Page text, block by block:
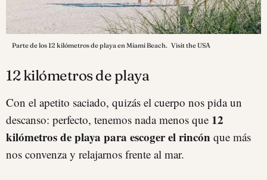
Parte de los 12 kilómetros de playa en Miami Beach. Visit the USA
12 kilómetros de playa
Con el apetito saciado, quizás el cuerpo nos pida un
descanso: perfecto, tenemos nada menos que 12
kilómetros de playa para escoger el rincón que más
nos convenza y relajarnos frente al mar.